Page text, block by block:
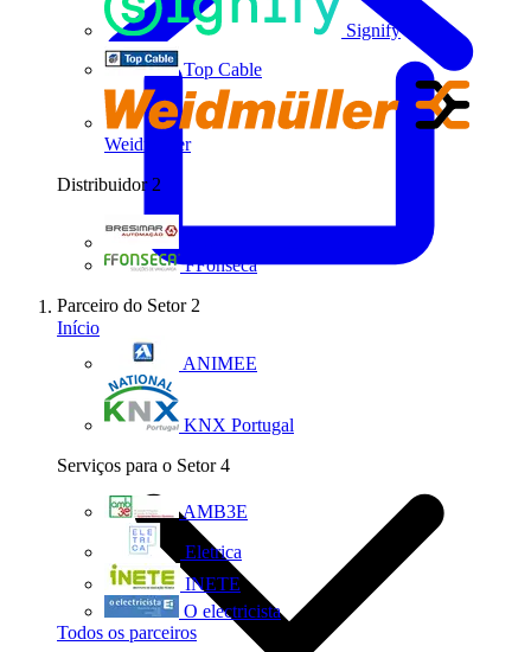
Signify
Top Cable
Weidmüller
Distribuidor 2
FFonseca
Parceiro do Setor 2
ANIMEE
KNX Portugal
Serviços para o Setor 4
AMB3E
Eletrica
INETE
O electricista
Todos os parceiros
Início